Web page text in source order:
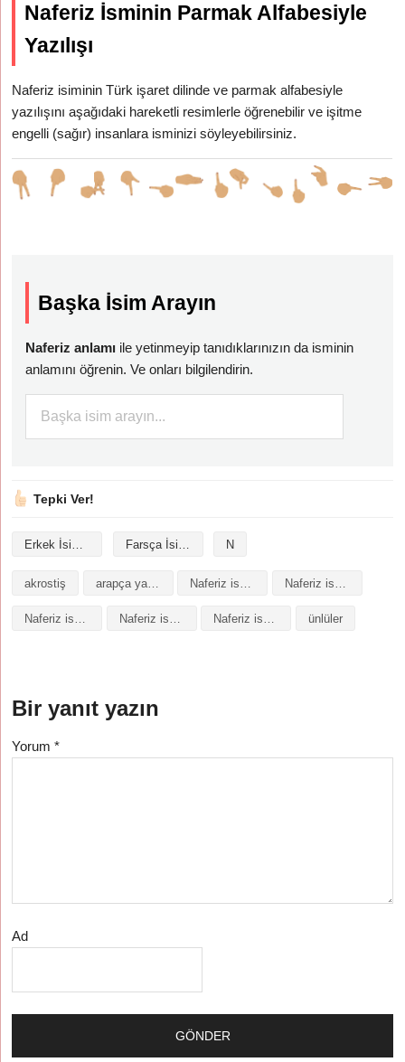
Naferiz İsminin Parmak Alfabesiyle
Yazılışı
Naferiz isiminin Türk işaret dilinde ve parmak alfabesiyle
yazılışını aşağıdaki hareketli resimlerle öğrenebilir ve işitme
engelli (sağır) insanlara isminizi söyleyebilirsiniz.
Başka İsim Arayın
Naferiz anlamı ile yetinmeyip tanıdıklarınızın da isminin
anlamını öğrenin. Ve onları bilgilendirin.
Tepki Ver!
Erkek İsimleri Farsça İsimler N
akrostiş arapça yazılışı
Naferiz isminin baş harfleriyle şiir Naferiz isminin kökeni Naferiz isminin numerolojisi ünlüler
Bir yanıt yazın
Yorum*
Ad